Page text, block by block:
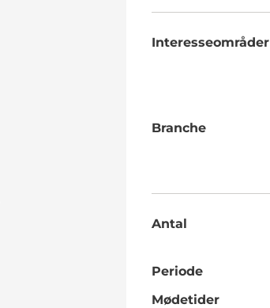
Interesseområder
Branche
Antal
Periode
Mødetider